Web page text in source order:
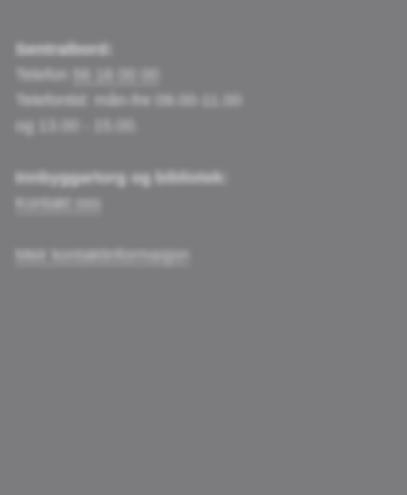
Sentralbord:
Telefon
Telefontid: mån-fre 09.00-11.00
og 13.00 - 15.00.
Innbyggartorg og bibliotek:
Kontakt oss
Meir kontaktinformasjon